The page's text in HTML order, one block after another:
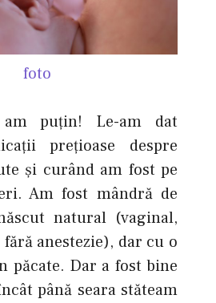
foto
puţin! Le-am dat
preţioase despre
şi curând am fost pe
Am fost mândră de
natural (vaginal,
anestezie), dar cu o
păcate. Dar a fost bine
până seara stăteam